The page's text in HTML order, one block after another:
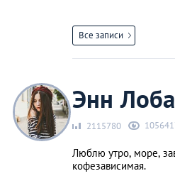
Все записи
Энн
2115780
Люблю утро, море,
кофезависимая.